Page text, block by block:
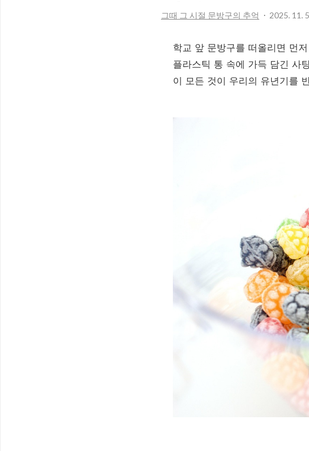
그때 그 시절 문방구의 추억 2025. 11.
학교 앞 문방구를 떠올리면 먼
플라스틱 통 속에 가득 담긴 사
이 모든 것이 우리의 유년기를